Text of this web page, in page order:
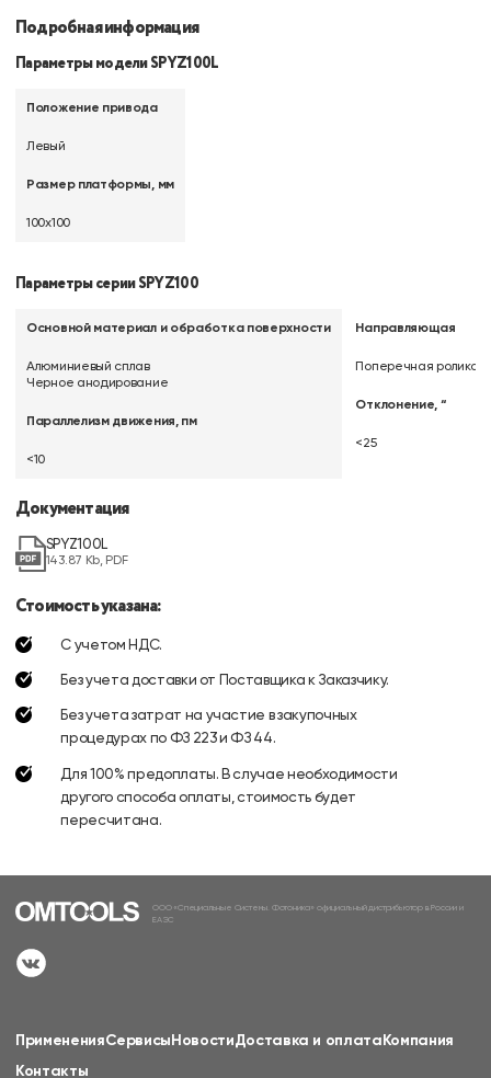
Подробная информация
Параметры модели SPYZ100L
Положение привода
Левый
Размер платформы, мм
100х100
Параметры серии SPYZ100
Основной материал и обработка поверхности
Алюминиевый сплав
Черное анодирование
Параллелизм движения, пм
<10
Направляющая
Поперечная
Отклонение, “
<25
Документация
SPYZ100L
143.87 Kb, PDF
Стоимость указана:
С учетом НДС.
Без учета доставки от Поставщика к Заказчику.
Без учета затрат на участие в закупочных
процедурах по ФЗ 223 и ФЗ 44.
Для 100% предоплаты. В случае необходимости
другого способа оплаты, стоимость будет
пересчитана.
ООО «Специальные Системы. Фотоника» официальный дистрибьютор в России и
ЕАЭС
ПримененияСервисыНовостиДоставка и оплатаКомпания
Контакты